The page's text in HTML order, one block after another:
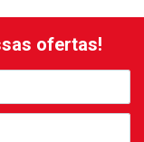
ofertas!